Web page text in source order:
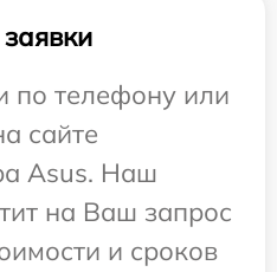
по телефону или
сайте
Asus. Наш
на Ваш запрос
и сроков